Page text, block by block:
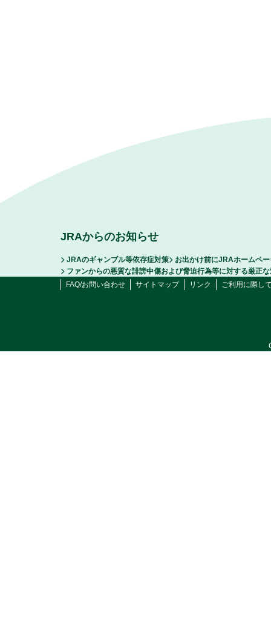
JRAからのお知らせ
JRAのギャンブル等依存症対策
お出かけ前にJRAホームペ
ファンからの悪質な誹謗中傷および脅迫行為等に対する厳正
FAQ/お問い合わせ
サイトマップ リンク ご利用に際し